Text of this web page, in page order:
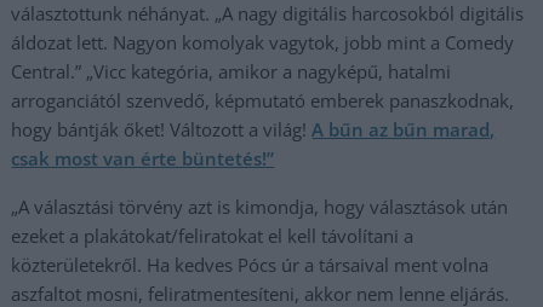
választottunk néhányat. „A nagy digitális harcosokból digitális
áldozat lett. Nagyon komolyak vagytok, jobb mint a Comedy
Central.” „Vicc kategória, amikor a nagyképű, hatalmi
arroganciától szenvedő, képmutató emberek panaszkodnak,
hogy bántják őket! Változott a világ!A bűn az bűn marad,
csak most van érte büntetés!”
„A választási törvény azt is kimondja, hogy választások után
ezeket a plakátokat/feliratokat el kell távolítani a
közterületekről. Ha kedves Pócs úr a társaival ment volna
aszfaltot mosni, feliratmentesíteni, akkor nem lenne eljárás.